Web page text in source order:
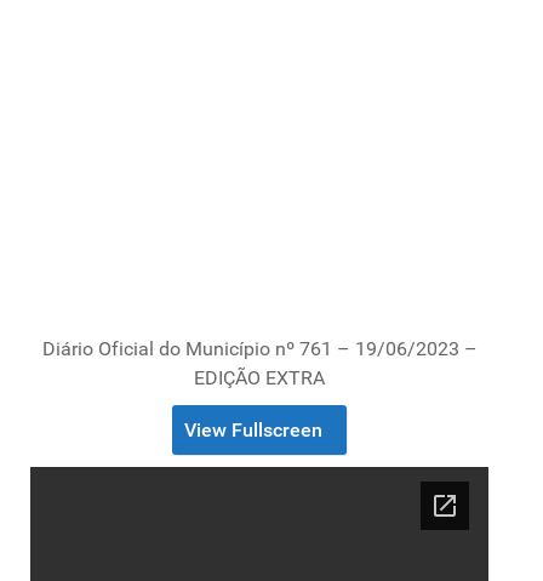
Diário Oficial do Município nº 761 – 19/06/2023 –
EDIÇÃO EXTRA
View Fullscreen